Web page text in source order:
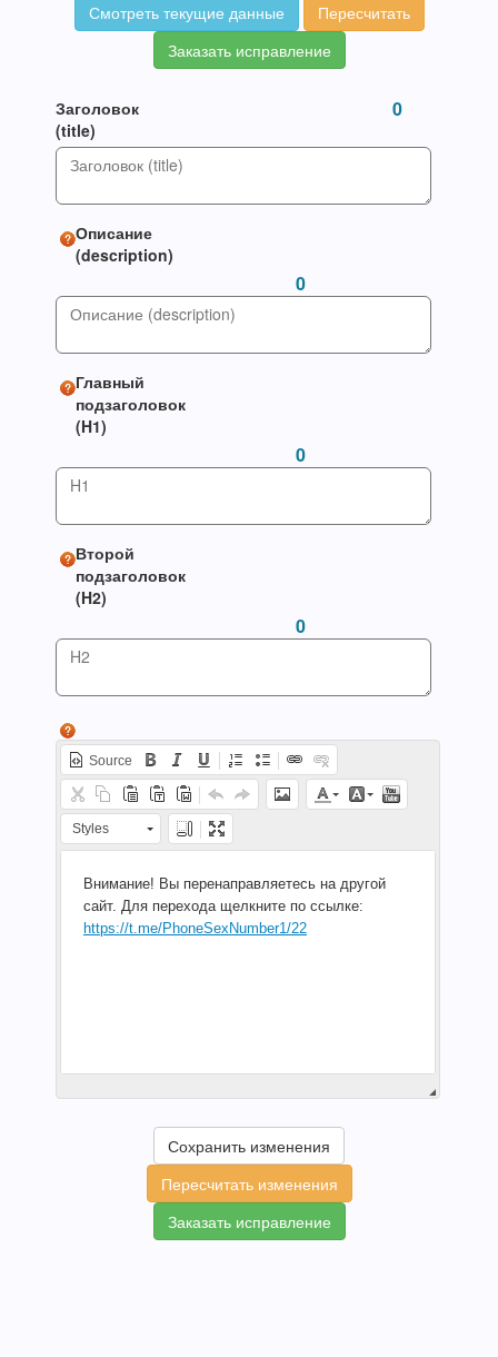
Смотреть текущие данные
Пересчитать
Заказать исправление
Заголовок
(title)
0
Описание
(description)
0
Главный
подзаголовок
(H1)
0
Второй
подзаголовок
(H2)
0
Source
Styles
Сохранить изменения
Пересчитать изменения
Заказать исправление